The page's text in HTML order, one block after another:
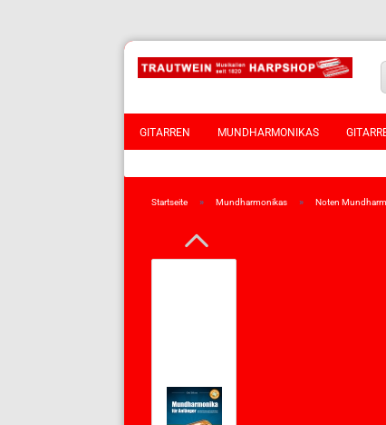
GITARREN MUNDHARMONIKAS
Startseite » Mundharmonikas » Noten